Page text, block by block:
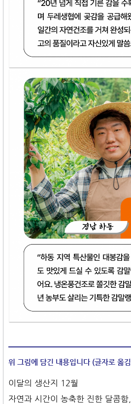
위 그림에 담긴 내용입니다 (글자로 옮
이달의 생산지 12월
자연과 시간이 농축한 진한 달콤함